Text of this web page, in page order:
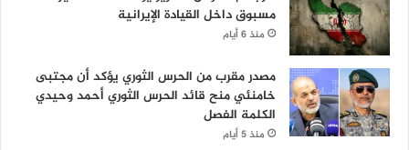
مسبوق داخل القيادة الإيرانية
منذ 6 أيام
مصدر مقرب من الحرس الثوري يؤكد أن مجتبى
خامنئي منح قائد الحرس الثوري أحمد وحيدي
الكلمة الفصل
منذ 5 أيام